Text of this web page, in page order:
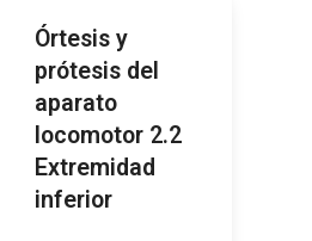
Órtesis y
prótesis del
aparato
locomotor 2.2
Extremidad
inferior